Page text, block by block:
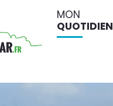
MON
QUOTIDIEN